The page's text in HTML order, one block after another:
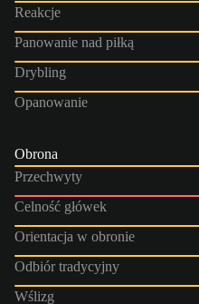
Reakcje
Panowanie nad piłką
Drybling
Opanowanie
Obrona
Przechwyty
Celność główek
Orientacja w obronie
Odbiór tradycyjny
Wślizg